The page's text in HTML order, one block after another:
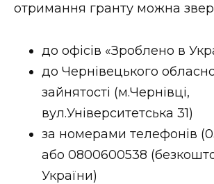
отримання гранту можна
до офісів «Зроблено в
до Чернівецького
зайнятості (м.Чернівці,
вул.Університетська 31)
за номерами телефонів
або 0800600538
України)